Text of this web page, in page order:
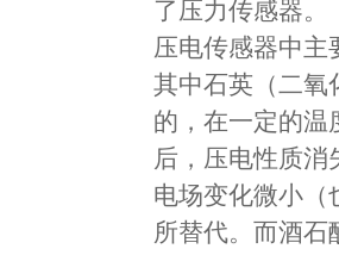
了压力传感器。
压电传感器中主
其中石英（二氧
的，在一定的温
后，压电性质消
电场变化微小（
所替代。而酒